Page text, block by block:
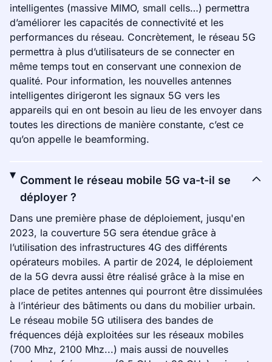
intelligentes (massive MIMO, small cells…) permettra
d’améliorer les capacités de connectivité et les
performances du réseau. Concrètement, le réseau 5G
permettra à plus d’utilisateurs de se connecter en
même temps tout en conservant une connexion de
qualité. Pour information, les nouvelles antennes
intelligentes dirigeront les signaux 5G vers les
appareils qui en ont besoin au lieu de les envoyer dans
toutes les directions de manière constante, c’est ce
qu’on appelle le beamforming.
Comment le réseau mobile 5G va-t-il se
déployer ?
Dans une première phase de déploiement, jusqu'en
2023, la couverture 5G sera étendue grâce à
l’utilisation des infrastructures 4G des différents
opérateurs mobiles. A partir de 2024, le déploiement
de la 5G devra aussi être réalisé grâce à la mise en
place de petites antennes qui pourront être dissimulées
à l’intérieur des bâtiments ou dans du mobilier urbain.
Le réseau mobile 5G utilisera des bandes de
fréquences déjà exploitées sur les réseaux mobiles
(700 Mhz, 2100 Mhz...) mais aussi de nouvelles